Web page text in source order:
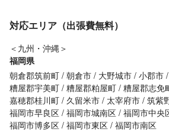
対応エリア（出張費無料）
＜九州・沖縄＞
福岡県
朝倉郡筑前町 朝倉市 大野城市 小郡市
糟屋郡宇美町 糟屋郡粕屋町 糟屋郡志免
嘉穂郡桂川町
久留米市 太宰府市 筑紫
福岡市早良区 福岡市城南区 福岡市中央
福岡市博多区 福岡市東区 福岡市南区